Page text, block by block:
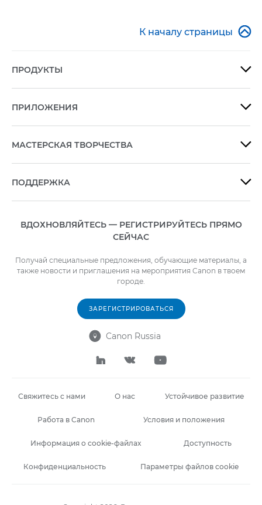
К началу страницы 
ПРОДУКТЫ 
ПРИЛОЖЕНИЯ 
МАСТЕРСКАЯ ТВОРЧЕСТВА 
ПОДДЕРЖКА 
ВДОХНОВЛЯЙТЕСЬ — РЕГИСТРИРУЙТЕСЬ ПРЯМО
СЕЙЧАС
Получай специальные предложения, обучающие материалы, а
также новости и приглашения на мероприятия Canon в твоем
городе.
ЗАРЕГИСТРИРОВАТЬСЯ
 Canon Russia
  
Свяжитесь с нами О нас Устойчивое развитие
Работа в Canon Условия и положения
Информация о cookie-файлах Доступность
Конфиденциальность Параметры файлов cookie